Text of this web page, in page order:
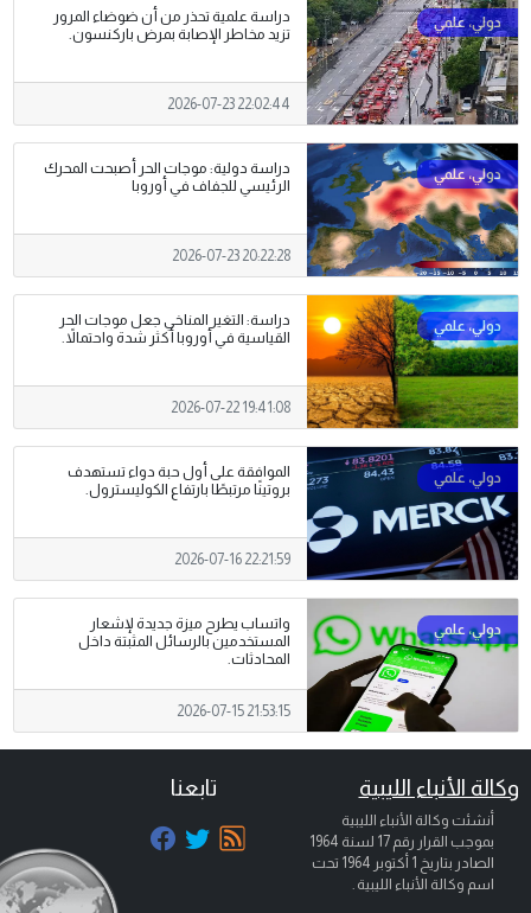
دراسة علمية تحذر من أن ضوضاء المرور
تزيد مخاطر الإصابة بمرض باركنسون.
2026-07-23 22:02:44
دراسة دولية: موجات الحر أصبحت المحرك
الرئيسي للجفاف في أوروبا
2026-07-23 20:22:28
دراسة: التغير المناخي جعل موجات الحر
القياسية في أوروبا أكثر شدة واحتمالاً.
2026-07-22 19:41:08
الموافقة على أول حبة دواء تستهدف
بروتينًا مرتبطًا بارتفاع الكوليسترول.
2026-07-16 22:21:59
واتساب يطرح ميزة جديدة لإشعار
المستخدمين بالرسائل المثبتة داخل
المحادثات.
2026-07-15 21:53:15
وكالة الأنباء الليبية
أنشئت وكالة الأنباء الليبية
بموجب القرار رقم 17 لسنة 1964
الصادر بتاريخ 1 أكتوبر 1964
تحت
اسم وكالة الأنباء الليبية .
تابعنا